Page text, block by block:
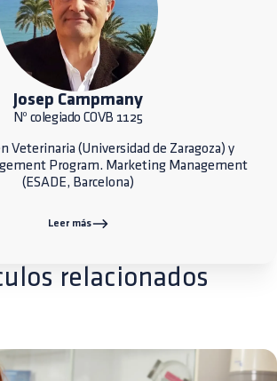
Josep Campmany
Nº colegiado COVB 1125
Veterinaria (Universidad de Zaragoza) y
Program. Marketing Management
(ESADE, Barcelona)
Leer más
relacionados